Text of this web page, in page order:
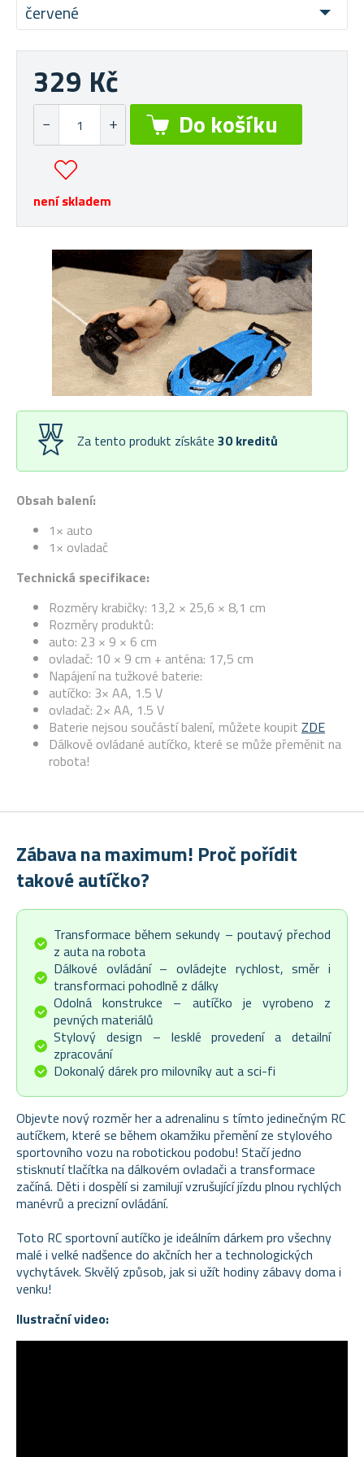
červené
Obsah balení:
1× auto
1× ovladač
Technická specifikace:
Rozměry krabičky: 13,2 × 25,6 × 8,1 cm
Rozměry produktů:
auto: 23 × 9 × 6 cm
ovladač: 10 × 9 cm + anténa: 17,5 cm
Napájení na tužkové baterie:
autíčko: 3× AA, 1.5 V
ovladač: 2× AA, 1.5 V
Baterie nejsou součástí balení, můžete koupit ZDE
Dálkově ovládané autíčko, které se může přeměnit na
robota!
329 Kč
není skladem
Za tento produkt získáte 30 kreditů
Zábava na maximum! Proč pořídit
takové autíčko?
Transformace během sekundy – poutavý přechod
z auta na robota
Dálkové ovládání – ovládejte rychlost, směr i
transformaci pohodlně z dálky
Odolná konstrukce – autíčko je vyrobeno z
pevných materiálů
Stylový design – lesklé provedení a detailní
zpracování
Dokonalý dárek pro milovníky aut a sci-fi
Objevte nový rozměr her a adrenalinu s tímto jedinečným RC
autíčkem, které se během okamžiku přemění ze stylového
sportovního vozu na robotickou podobu! Stačí jedno
stisknutí tlačítka na dálkovém ovladači a transformace
začíná. Děti i dospělí si zamilují vzrušující jízdu plnou rychlých
manévrů a precizní ovládání.
Toto RC sportovní autíčko je ideálním dárkem pro všechny
malé i velké nadšence do akčních her a technologických
vychytávek. Skvělý způsob, jak si užít hodiny zábavy doma i
venku!
Ilustrační video: